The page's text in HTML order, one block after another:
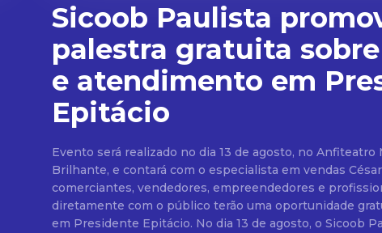
Sicoob Paulista
palestra gratuita
e atendimento em
Epitácio
Evento será realizado no dia 13 de agosto, no Anfiteatro
Brilhante, e contará com o especialista em vendas César Galindo
comerciantes, vendedores, empreendedores e
diretamente com o público terão uma oportunidade
em Presidente Epitácio. No dia 13 de agosto, o Sicoob